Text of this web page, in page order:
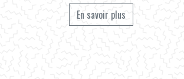
En savoir plus